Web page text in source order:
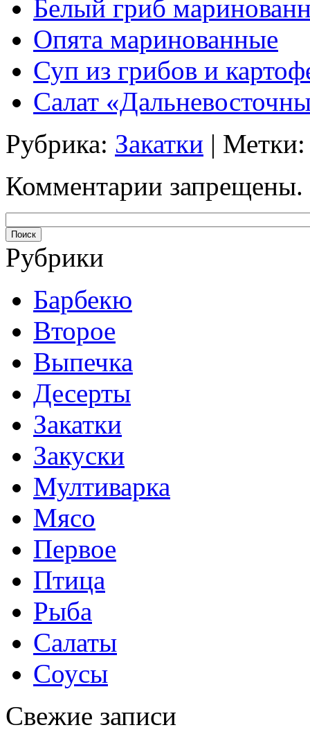
Белый гриб
Опята маринованные
Суп из грибов и
Салат
Рубрика: Закатки |
Комментарии запрещены.
Рубрики
Барбекю
Второе
Выпечка
Десерты
Закатки
Закуски
Мултиварка
Мясо
Первое
Птица
Рыба
Салаты
Соусы
Свежие записи